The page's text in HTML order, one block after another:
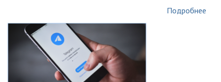
Подробнее